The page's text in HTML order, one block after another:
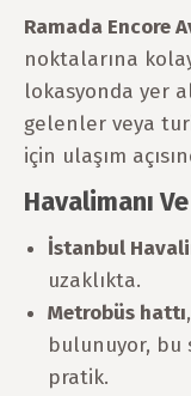
Ramada Encore
noktalarına
lokasyonda yer
gelenler veya
için ulaşım
Havalimanı
İstanbul
uzaklıkta.
Metrobüs hattı
bulunuyor, bu
pratik.